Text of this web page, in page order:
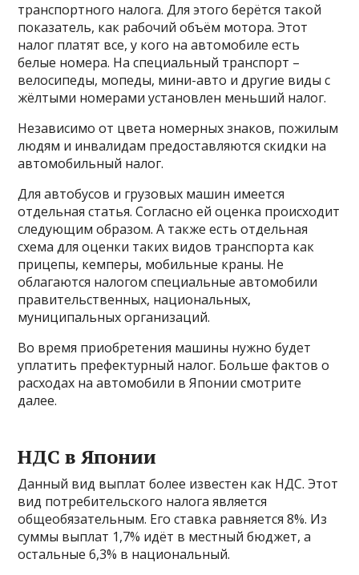
транспортного налога. Для этого берётся такой
показатель, как рабочий объём мотора. Этот
налог платят все, у кого на автомобиле есть
белые номера. На специальный транспорт –
велосипеды, мопеды, мини-авто и другие виды с
жёлтыми номерами установлен меньший налог.
Независимо от цвета номерных знаков, пожилым
людям и инвалидам предоставляются скидки на
автомобильный налог.
Для автобусов и грузовых машин имеется
отдельная статья. Согласно ей оценка происходит
следующим образом. А также есть отдельная
схема для оценки таких видов транспорта как
прицепы, кемперы, мобильные краны. Не
облагаются налогом специальные автомобили
правительственных, национальных,
муниципальных организаций.
Во время приобретения машины нужно будет
уплатить префектурный налог. Больше фактов о
расходах на автомобили в Японии смотрите
далее.
НДС в Японии
Данный вид выплат более известен как НДС. Этот
вид потребительского налога является
общеобязательным. Его ставка равняется 8%. Из
суммы выплат 1,7% идёт в местный бюджет, а
остальные 6,3% в национальный.